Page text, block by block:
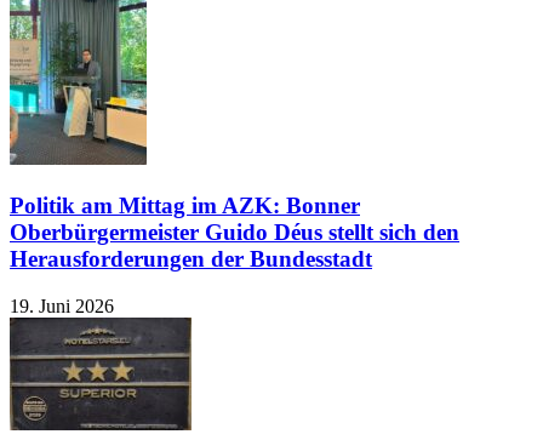
Politik am Mittag im AZK: Bonner
Oberbürgermeister Guido Déus stellt sich den
Herausforderungen der Bundesstadt
19. Juni 2026